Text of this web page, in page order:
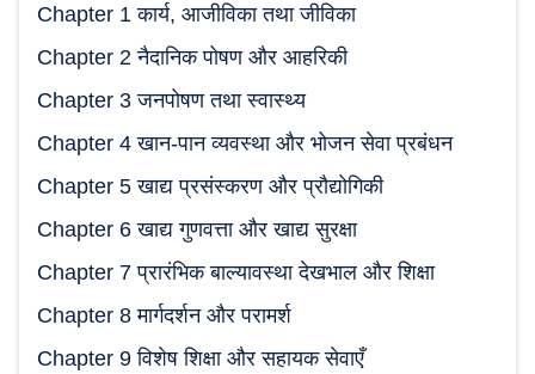
Chapter 1 कार्य, आजीविका तथा जीविका
Chapter 2 नैदानिक पोषण और आहरिकी
Chapter 3 जनपोषण तथा स्वास्थ्य
Chapter 4 खान-पान व्यवस्था और भोजन सेवा प्रबंधन
Chapter 5 खाद्य प्रसंस्करण और प्रौद्योगिकी
Chapter 6 खाद्य गुणवत्ता और खाद्य सुरक्षा
Chapter 7 प्रारंभिक बाल्यावस्था देखभाल और शिक्षा
Chapter 8 मार्गदर्शन और परामर्श
Chapter 9 विशेष शिक्षा और सहायक सेवाएँ